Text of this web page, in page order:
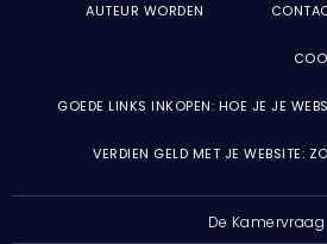
AUTEUR WORDEN
GOEDE LINKS INKOPEN: HOE JE JE
VERDIEN GELD MET JE WEBSITE:
De Kamervraag